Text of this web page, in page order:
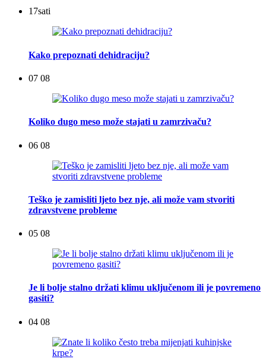
17sati
Kako prepoznati dehidraciju?
07 08
Koliko dugo meso može stajati u zamrzivaču?
06 08
Teško je zamisliti ljeto bez nje, ali može vam stvoriti
zdravstvene probleme
05 08
Je li bolje stalno držati klimu uključenom ili je povremeno
gasiti?
04 08